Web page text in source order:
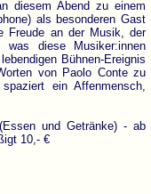
diesem Abend zu einem
als besonderen Gast
Freude an der Musik, der
diese Musiker:innen
Bühnen-Ereignis
von Paolo Conte zu
ein Affenmensch,
und Getränke) - ab
10,- €